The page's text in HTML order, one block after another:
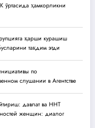
ўртасида ҳамкорликни
қарши курашиш
тақдим этди
по
слушании в Агентстве
давлат ва ННТ
женщин: диалог